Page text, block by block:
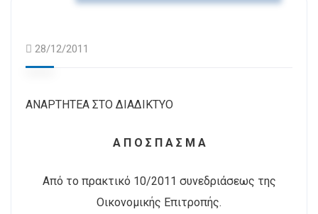
28/12/2011
ΑΝΑΡΤΗΤΕΑ ΣΤΟ ΔΙΑΔΙΚΤΥΟ
A Π Ο Σ Π Α Σ Μ Α
Από το πρακτικό 10/2011 συνεδριάσεως της
Οικονομικής Επιτροπής.